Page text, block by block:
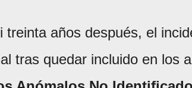
treinta años después, el
tras quedar incluido en los